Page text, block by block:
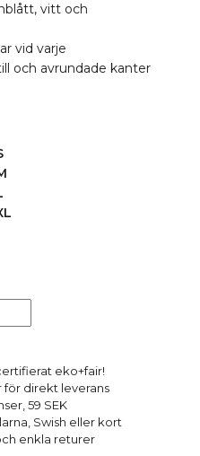
vitt och
vid varje
och avrundade kanter
eko+fair!
för direkt leverans
59 SEK
Swish eller kort
enkla returer